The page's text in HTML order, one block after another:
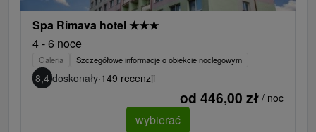
Spa Rimava hotel ★★★
4 - 6 noce
Galeria Szczegółowe informacje o obiekcie noclegowym
8,4 doskonały·149 recenzji
od 446,00 zł / noc
wybierać